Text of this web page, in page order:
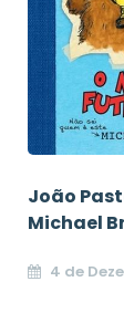
João
Michael
4 de